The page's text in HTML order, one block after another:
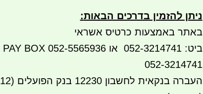
ניתן להזמין בדרכים הבאות:
באתר באמצעות כרטיס אשראי
052-3214741